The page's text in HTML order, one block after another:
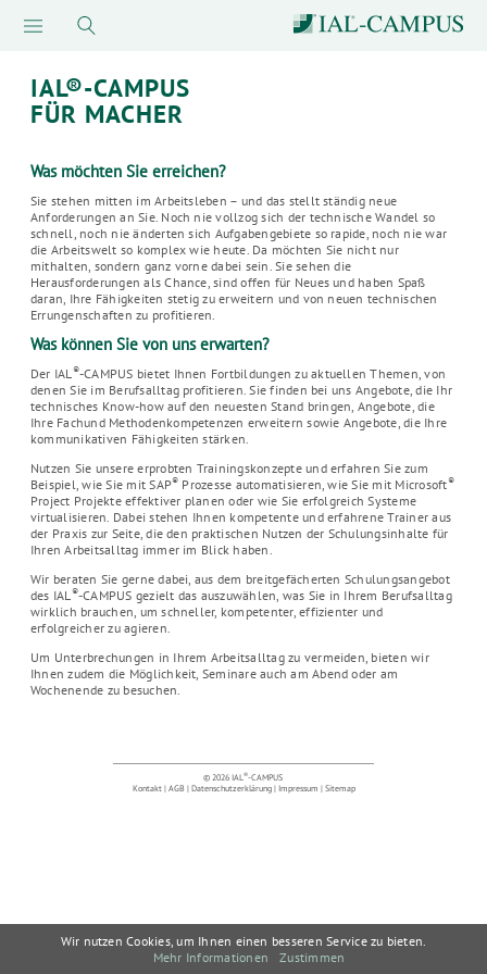
IAL®-CAMPUS
FÜR MACHER
Was möchten Sie erreichen?
Sie stehen mitten im Arbeitsleben – und das stellt ständig neue
Anforderungen an Sie. Noch nie vollzog sich der technische Wandel so
schnell, noch nie änderten sich Aufgabengebiete so rapide, noch nie war
die Arbeitswelt so komplex wie heute. Da möchten Sie nicht nur
mithalten, sondern ganz vorne dabei sein. Sie sehen die
Herausforderungen als Chance, sind offen für Neues und haben Spaß
daran, Ihre Fähigkeiten stetig zu erweitern und von neuen technischen
Errungenschaften zu profitieren.
Was können Sie von uns erwarten?
Der IAL®-CAMPUS bietet Ihnen Fortbildungen zu aktuellen Themen, von
denen Sie im Berufsalltag profitieren. Sie finden bei uns Angebote, die Ihr
technisches Know-how auf den neuesten Stand bringen, Angebote, die
Ihre Fachund Methodenkompetenzen erweitern sowie Angebote, die Ihre
kommunikativen Fähigkeiten stärken.
Nutzen Sie unsere erprobten Trainingskonzepte und erfahren Sie zum
Beispiel, wie Sie mit SAP® Prozesse automatisieren, wie Sie mit Microsoft®
Project Projekte effektiver planen oder wie Sie erfolgreich Systeme
virtualisieren. Dabei stehen Ihnen kompetente und erfahrene Trainer aus
der Praxis zur Seite, die den praktischen Nutzen der Schulungsinhalte für
Ihren Arbeitsalltag immer im Blick haben.
Wir beraten Sie gerne dabei, aus dem breitgefächerten Schulungsangebot
des IAL®-CAMPUS gezielt das auszuwählen, was Sie in Ihrem Berufsalltag
wirklich brauchen, um schneller, kompetenter, effizienter und
erfolgreicher zu agieren.
Um Unterbrechungen in Ihrem Arbeitsalltag zu vermeiden, bieten wir
Ihnen zudem die Möglichkeit, Seminare auch am Abend oder am
Wochenende zu besuchen.
© 2026 IAL ®-CAMPUS
Kontakt|AGB|Datenschutzerklärung|Impressum |Sitemap
Wir nutzen Cookies, um Ihnen einen besseren Service zu bieten.
Mehr Informationen
Zustimmen